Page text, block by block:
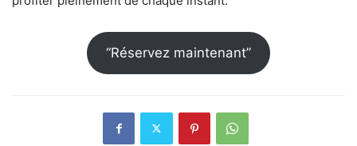
“Réservez maintenant”